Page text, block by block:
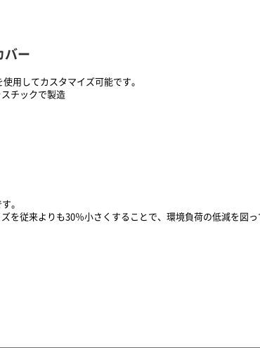
バー
用してカスタマイズ可能です。
チックで製造
。
を従来よりも30％小さくすることで、環境負荷の低減を図っ